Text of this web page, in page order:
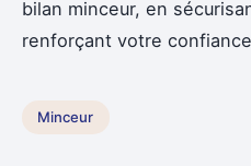
bilan minceur, en
renforçant votre
Minceur